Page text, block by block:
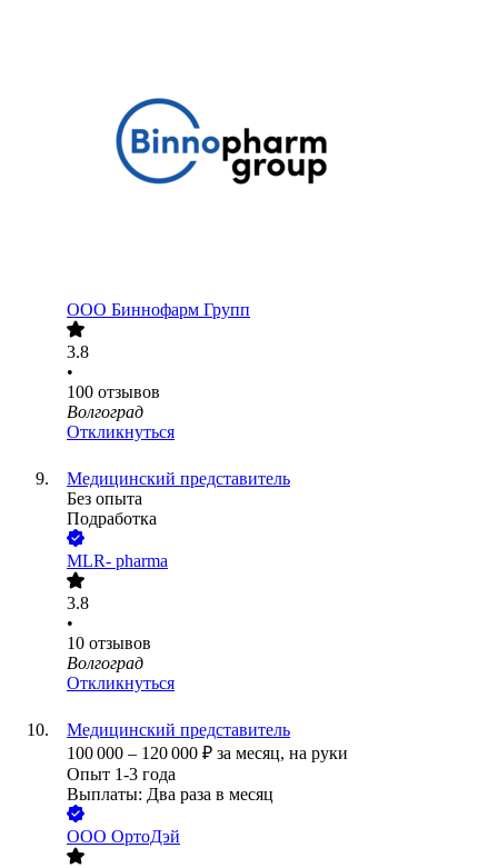
ООО Биннофарм Групп
3.8
•
100 отзывов
Волгоград
Откликнуться
Медицинский представитель
Без опыта
Подработка
MLR- pharma
3.8
•
10 отзывов
Волгоград
Откликнуться
Медицинский представитель
100 000 – 120 000 ₽ за месяц, на руки
Опыт 1-3 года
Выплаты: Два раза в месяц
ООО ОртоДэй